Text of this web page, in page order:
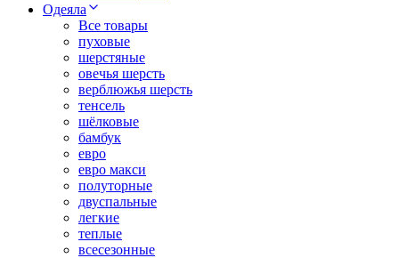
Одеяла
Все товары
пуховые
шерстяные
овечья шерсть
верблюжья шерсть
тенсель
шёлковые
бамбук
евро
евро макси
полуторные
двуспальные
легкие
теплые
всесезонные